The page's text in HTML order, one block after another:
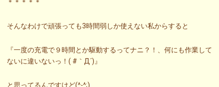
＊＊＊＊＊
そんなわけで頑張っても3時間弱しか使えない私からすると
『一度の充電で９時間とか駆動するってナニ？！、何にも作業して
ないに違いないっ！( #｀Д´)』
と思ってるんですけど(^-^;)